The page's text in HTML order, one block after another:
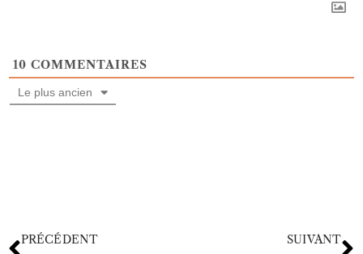
10 COMMENTAIRES
Le plus ancien
PRÉCÉDENT SUIVANT